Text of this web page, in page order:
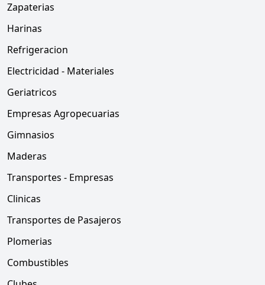
Zapaterias
Harinas
Refrigeracion
Electricidad - Materiales
Geriatricos
Empresas Agropecuarias
Gimnasios
Maderas
Transportes - Empresas
Clinicas
Transportes de Pasajeros
Plomerias
Combustibles